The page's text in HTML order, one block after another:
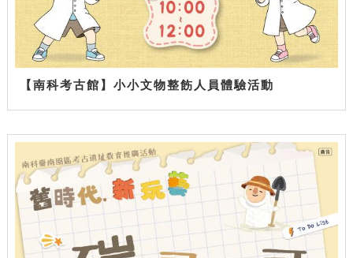
【南科考古館】小小文物整飭人員體驗活動